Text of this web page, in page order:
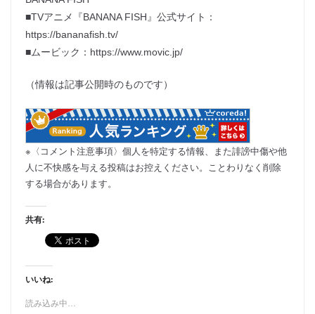
■TVアニメ『BANANA FISH』公式サイト：
https://bananafish.tv/
■ムービック：https://www.movic.jp/
（情報は記事公開時のものです）
※〈コメント注意事項〉個人を特定する情報、また誹謗中傷や他
人に不快感を与える投稿はお控えください。ことわりなく削除
する場合があります。
共有:
いいね:
読み込み中…